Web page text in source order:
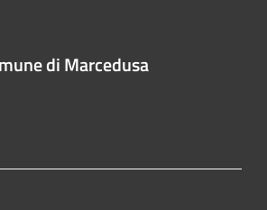
di Marcedusa